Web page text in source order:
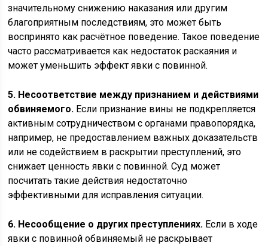
значительному снижению наказания или другим
благоприятным последствиям, это может быть
воспринято как расчётное поведение. Такое поведение
часто рассматривается как недостаток раскаяния и
может уменьшить эффект явки с повинной.
5. Несоответствие между признанием и действиями
обвиняемого. Если признание вины не подкрепляется
активным сотрудничеством с органами правопорядка,
например, не предоставлением важных доказательств
или не содействием в раскрытии преступлений, это
снижает ценность явки с повинной. Суд может
посчитать такие действия недостаточно
эффективными для исправления ситуации.
6. Несообщение о других преступлениях. Если в ходе
явки с повинной обвиняемый не раскрывает